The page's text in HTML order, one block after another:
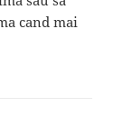
cand mai